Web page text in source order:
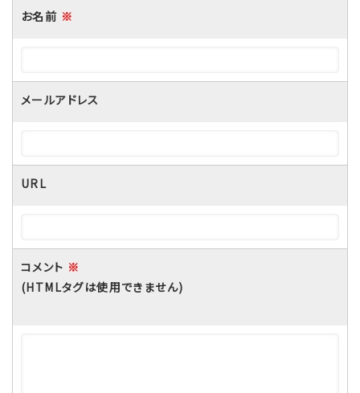
お名前 ※
メールアドレス
URL
コメント ※
(HTMLタグは使用できません)